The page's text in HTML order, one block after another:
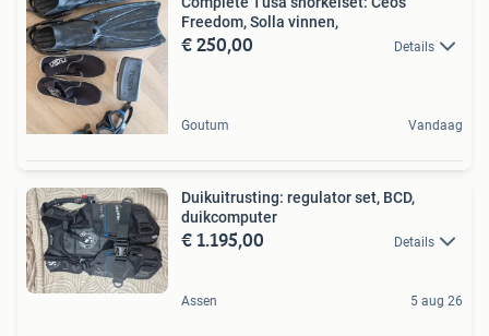
Freedom, Solla vinnen,
€ 250,00 Details
Goutum Vandaag
Duikuitrusting: regulator set, BCD,
duikcomputer
€ 1.195,00 Details
Assen 5 aug 26